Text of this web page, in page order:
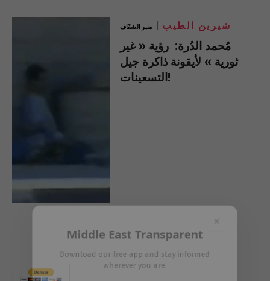
منبر الشفّاف شيرين الطيب
مُحمد الدُرة: رؤية « غير
ثورية » لأيقونة ذاكرة جيل
التسعينات!
×
Middle East Transparent
Download our free app and stay informed
wherever you are.